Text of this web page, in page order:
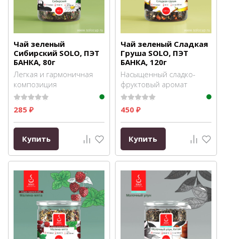
Чай зеленый
Сибирский SOLO, ПЭТ
БАНКА, 80г
Легкая и гармоничная
композиция
285₽
Купить
Чай зеленый Сладкая
Груша SOLO, ПЭТ
БАНКА, 120г
Насыщенный сладко-
фруктовый аромат
450 ₽
Купить